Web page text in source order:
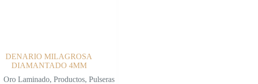
DENARIO MILAGROSA
DIAMANTADO 4MM
Oro Laminado, Productos, Pulseras